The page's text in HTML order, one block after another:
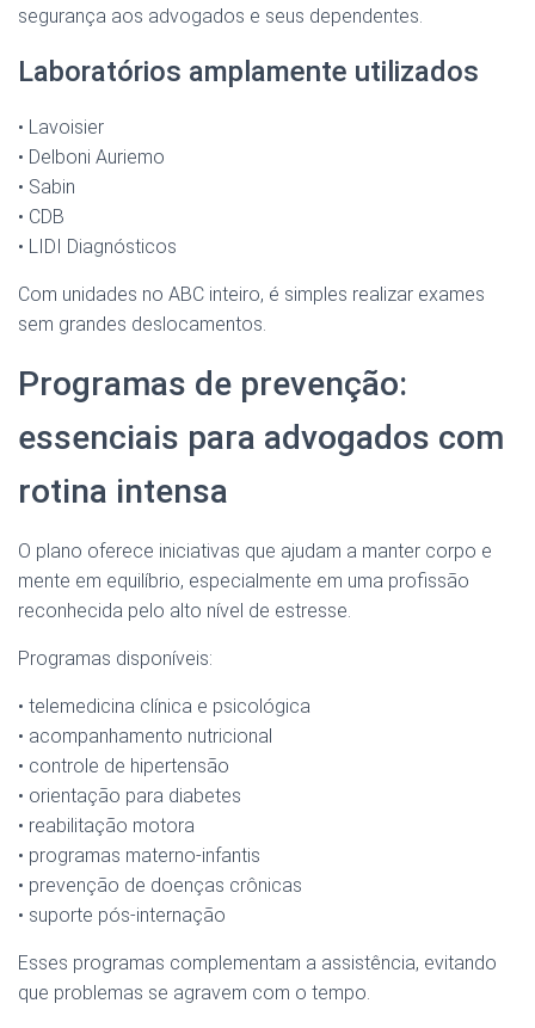
segurança aos advogados e seus dependentes.
Laboratórios amplamente utilizados
• Lavoisier
• Delboni Auriemo
• Sabin
• CDB
• LIDI Diagnósticos
Com unidades no ABC inteiro, é simples realizar exames
sem grandes deslocamentos.
Programas de prevenção:
essenciais para advogados com
rotina intensa
O plano oferece iniciativas que ajudam a manter corpo e
mente em equilíbrio, especialmente em uma profissão
reconhecida pelo alto nível de estresse.
Programas disponíveis:
• telemedicina clínica e psicológica
• acompanhamento nutricional
• controle de hipertensão
• orientação para diabetes
• reabilitação motora
• programas materno-infantis
• prevenção de doenças crônicas
• suporte pós-internação
Esses programas complementam a assistência, evitando
que problemas se agravem com o tempo.